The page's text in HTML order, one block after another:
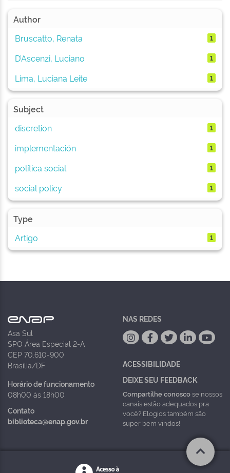
Author
Bruscatto, Renata
1
D’Ascenzi, Luciano 1
Lima, Luciana Leite 1
Subject
discretion
1
implementación 1
política social 1
social policy 1
Type
Artigo
1
Asa Sul
SPO Área Especial 2-A
CEP 70.610-900
Brasília/DF
Horário de funcionamento
08h00 às 18h00
Contato
biblioteca@enap.gov.br
NAS REDES
ACESSIBILIDADE
DEIXE SEU FEEDBACK
Compartilhe conoscose nossos
canais estão adequados pra
você? Elogios também são
super bem vindos!